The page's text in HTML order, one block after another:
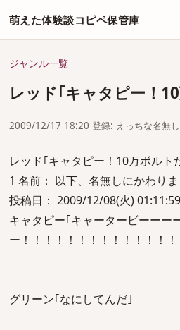
萌えた体験談コピペ保管庫
ジャンル一覧
レッド｢キャタピー！
2009/12/17 18:20 登録: えっちな名無
レッド｢キャタピー！10万ボルト
1 名前： 以下、名無しにかわり
投稿日： 2009/12/08(火)
キャタピー｢キャータービーーー
ー！！！！！！！！！！！！！！
グリーン｢なにしてんだ｣